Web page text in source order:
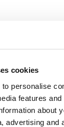
cookies
personalise
features and
about
advertising and